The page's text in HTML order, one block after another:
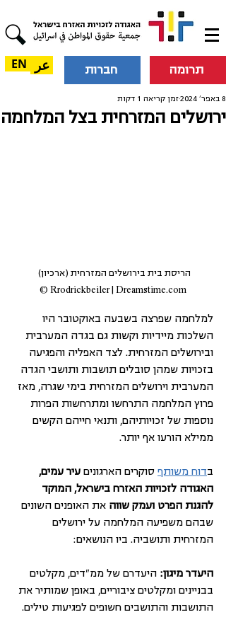
תרומה חברות عر EN
ירושלים המזרחית בצל המלחמה
8 באפר׳ 2024 זמן קריאה 1 דקות
הריסת בית בירושלים המזרחית (ארכיון)
Rrodrickbeiler | Dreamstime.com ©
למלחמה שפרצה בשבעה באוקטובר היו
השלכות מיידיות וקשות גם בגדה המערבית
ובירושלים המזרחית. לצד האפליה והפגיעה
בזכויות שמהן סובלים תושבות ותושבי הגדה
המערבית וירושלים המזרחית בימי שגרה, מאז
פרוץ המלחמה התרחשו ומתרחשות הפרות
נוספות של זכויותיהם, ותנאי חייהם הקשים
ממילא הורעו אף יותר.
בדוח משותף סוקרים הארגונים עיר עמים,
האגודה לזכויות האזרח בישראל, המוקד
להגנת הפרט ועמק שווה את האופנים השונים
שבהם משפיעה המלחמה על ירושלים
המזרחית ותושביה. ביו הנושאים:
היעדר מיגון: היעדרם של ממ"דים, מקלטים
בבניינים ומקלטים ציבוריים, באופן שמותיר את
התושבות והתושבים חשופים לפגיעות טילים.